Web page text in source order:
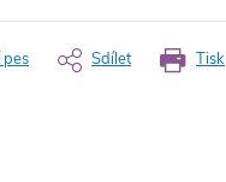
Tisk
pes Sdílet